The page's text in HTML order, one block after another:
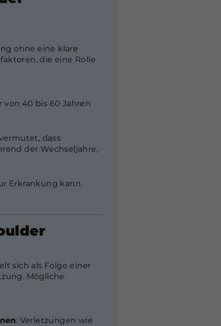
ohne eine klare
die eine Rolle
von 40 bis 60 Jahren
dass
der Wechseljahre,
Erkrankung kann
sich als Folge einer
Mögliche
: Verletzungen wie